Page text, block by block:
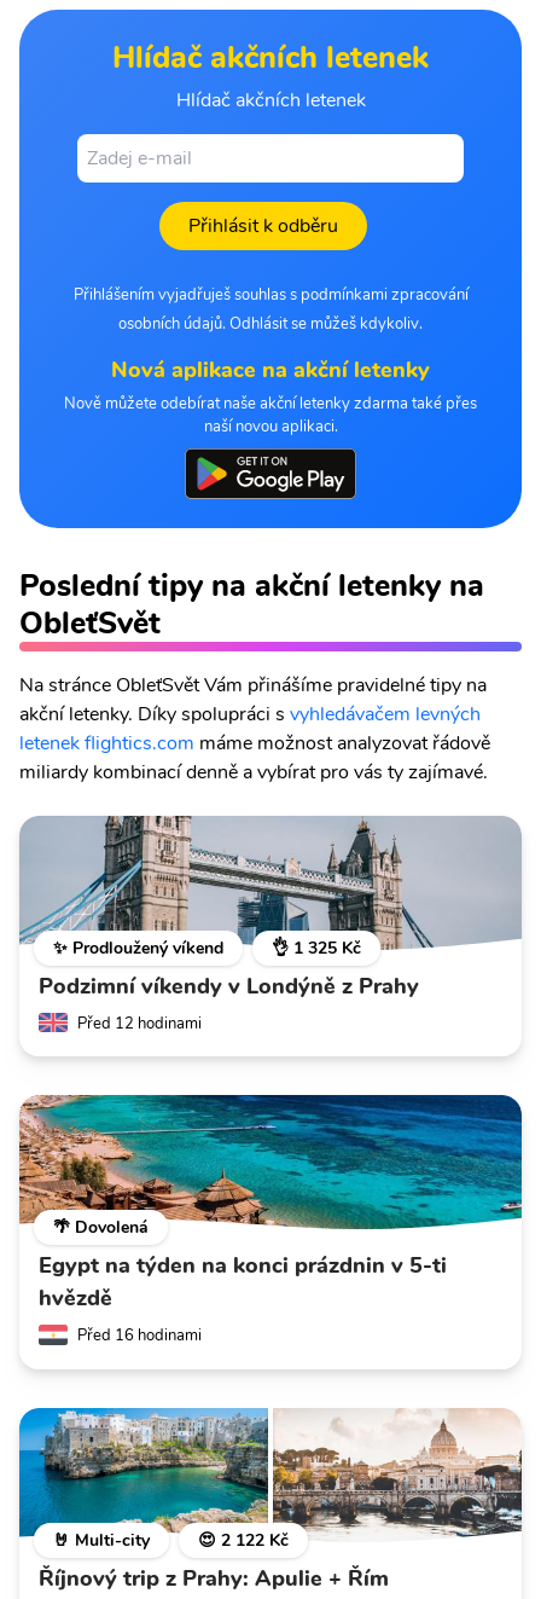
Hlídač akčních letenek
Hlídač akčních letenek
Přihlásit k odběru
Přihlášením vyjadřuješ souhlas s podmínkami zpracování
osobních údajů. Odhlásit se můžeš kdykoliv.
Nová aplikace na akční letenky
Nově můžete odebírat naše akční letenky zdarma také přes
naší novou aplikaci.
Poslední tipy na akční letenky na
ObleťSvět
Na stránce ObleťSvět Vám přinášíme pravidelné tipy na
akční letenky. Díky spolupráci s vyhledávačem levných
letenek flightics.com máme možnost analyzovat řádově
miliardy kombinací denně a vybírat pro vás ty zajímavé.
✨ Prodloužený víkend 👌 1 325 Kč
Podzimní víkendy v Londýně z Prahy
Před 12 hodinami
🌴 Dovolená
Egypt na týden na konci prázdnin v 5-ti
hvězdě
Před 16 hodinami
🤘 Multi-city 😍 2 122 Kč
Říjnový trip z Prahy: Apulie + Řím